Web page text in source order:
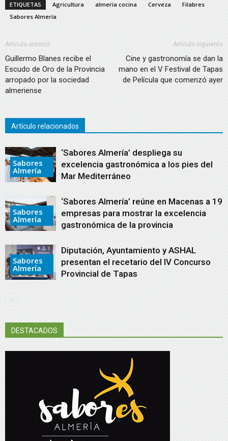
ETIQUETAS Agricultura almeria cocina Cerveza
Filabres
Sabores Almería
Artículo anterior
Guillermo Blanes recibe el
Escudo de Oro de la Provincia
arropado por la sociedad
almeriense
Artículo siguiente
Cine y gastronomía se dan la
mano en el V Festival de Tapas
de Película que comenzó ayer
Artículo relacionados
Sabores
Almería
‘Sabores Almería’ despliega su
excelencia gastronómica a los pies del
Mar Mediterráneo
Sabores
Almería
‘Sabores Almería’ reúne en Macenas a 19
empresas para mostrar la excelencia
gastronómica de la provincia
Sabores
Almería
Diputación, Ayuntamiento y ASHAL
presentan el recetario del IV Concurso
Provincial de Tapas
DESTACADOS